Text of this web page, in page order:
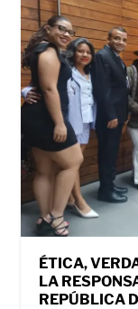
ÉTICA,
LA
REPÚBLICA